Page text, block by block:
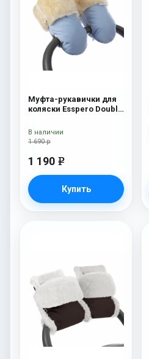
Муфта-рукавички для
коляски Esspero Double
Blue Mountain
1 690 р
1 190 e
Купить
В наличии